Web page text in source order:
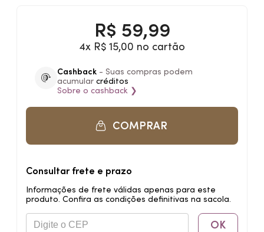
R$ 59,99
4x R$ 15,00 no cartão
Cashback - Suas compras podem
acumular créditos
Sobre o cashback ❯
COMPRAR
Consultar frete e prazo
Informações de frete válidas apenas para este
produto. Confira as condições definitivas na sacola.
OK